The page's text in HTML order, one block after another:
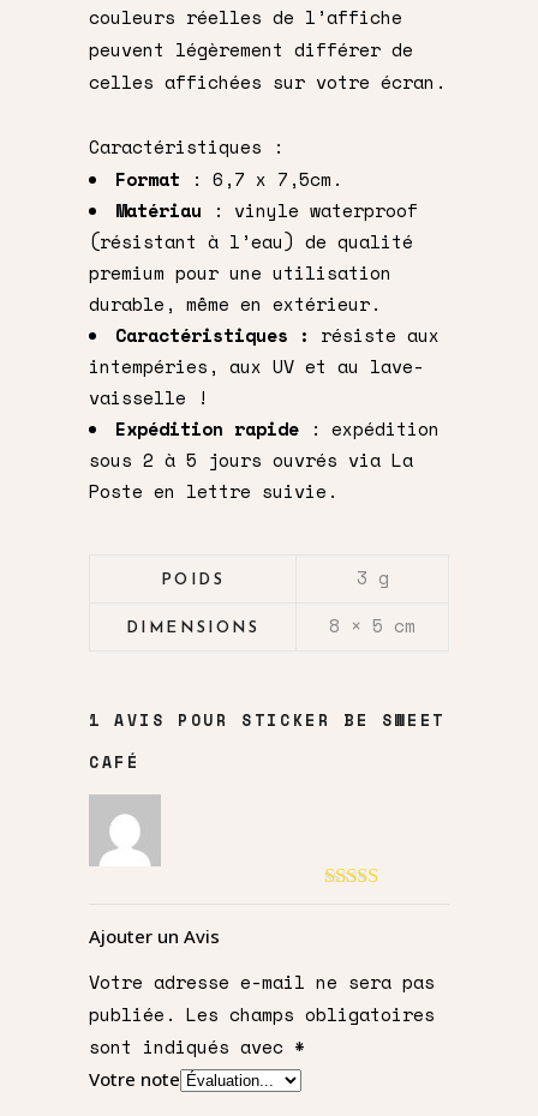
couleurs réelles de l’affiche
peuvent légèrement différer de
celles affichées sur votre écran.
Caractéristiques :
Format : 6,7 x 7,5cm.
Matériau
: vinyle waterproof
(résistant à l’eau) de qualité
premium pour une utilisation
durable, même en extérieur.
Caractéristiques : résiste aux
intempéries, aux UV et au lave-
vaisselle !
Expédition rapide : expédition
sous 2 à 5 jours ouvrés via La
Poste en lettre suivie.
POIDS 3 g
DIMENSIONS 8 × 5 cm
1 AVIS POUR STICKER BE SWEET
CAFÉ
Note5sur 5
Ajouter un Avis
Votre adresse e-mail ne sera pas
publiée. Les champs obligatoires
sont indiqués avec *
Votre note